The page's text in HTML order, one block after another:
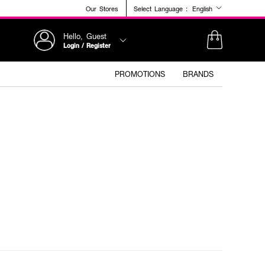
Our Stores Select Language : English
Hello, Guest
Login / Register
PROMOTIONS BRANDS